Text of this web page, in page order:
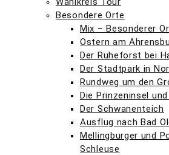
Besondere Orte
Mix – Besonderer
Ostern am
Der Ruheforst bei
Der Stadtpark in
Rundweg um den
Die Prinzeninsel
Der Schwanenteich
Ausflug nach Bad
Mellingburger und
Schleuse